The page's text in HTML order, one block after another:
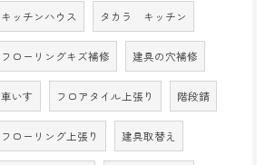
キッチンハウス タカラ キッチン
フローリングキズ補修 建具の穴補修
車いす フロアタイル上張り 階段錆
フローリング上張り 建具取替え